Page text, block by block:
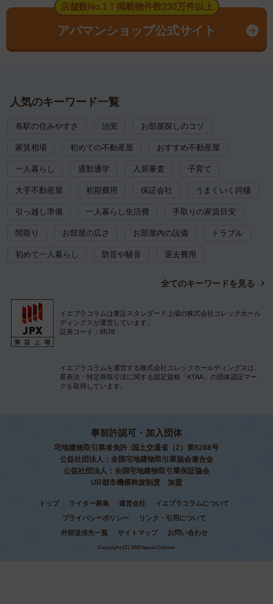
店舗数No.1！掲載物件数230万件以上
アパマンショップ公式サイト
人気のキーワード一覧
各駅の住みやすさ 治安 お部屋探しのコツ
家賃相場 初めての不動産屋 おすすめ不動産屋
一人暮らし 通勤通学 入居審査 子育て
大手不動産屋 初期費用 保証会社 うまくいく同棲
引っ越し準備 一人暮らし生活費 手取りの家賃目安
間取り お部屋の広さ お部屋内の設備 トラブル
初めて一人暮らし 防音や騒音 退去費用
全てのキーワードを見る
イエプラコラムは東証スタンダード上場の株式会社コレックホール
ディングスが運営しています。
証券コード：6578
イエプラコラムを運営する株式会社コレックホールディングスは、
景表法・特定商取引法に関する認定資格「KTAA」の団体認証マー
クを取得しています。
事前許認可・加入団体
宅地建物取引業者免許 :国土交通省（2）第9288号
公益社団法人：全国宅地建物取引業協会連合会
公益社団法人：全国宅地建物取引業保証協会
UR都市機構斡旋制度 加盟
トップ ライター募集 運営会社
イエプラコラムについて
プライバシーポリシー
リンク・引用について
外部送信先一覧
サイトマップ お問い合わせ
Copyright (C) 2023 Iepula Column